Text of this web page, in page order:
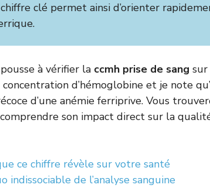
chiffre clé permet ainsi d’orienter
à vérifier la ccmh prise de sang
concentration d’hémoglobine et je note
d’une anémie ferriprive. Vous
son impact direct sur la
ce chiffre révèle sur votre santé
indissociable de l’analyse sanguine